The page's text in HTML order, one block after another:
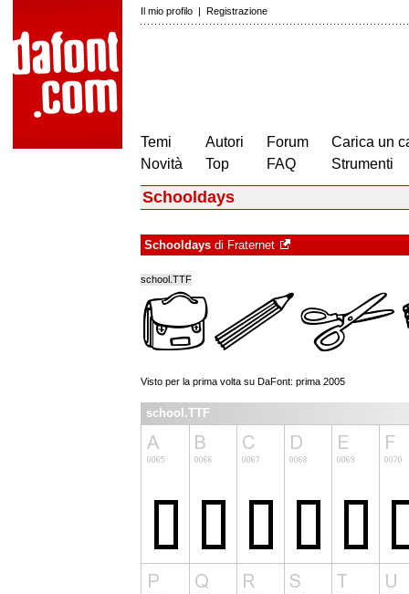
Il mio profilo | Registrazione
Temi
Novità
Autori
Top
Forum
FAQ
Carica un
Strumenti
Schooldays
Schooldays di Fraternet
school.TTF
Visto per la prima volta su DaFont: prima 2005
school.TTF